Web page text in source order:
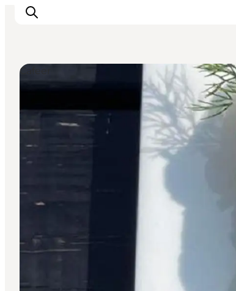
Cafeer